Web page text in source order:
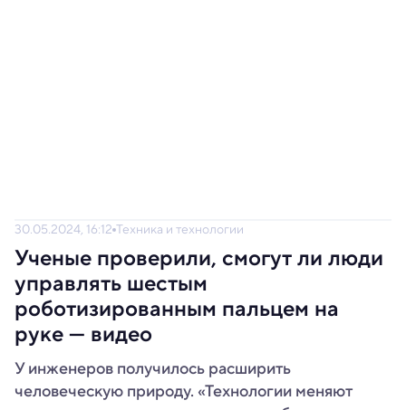
30.05.2024, 16:12 Техника и технологии
Ученые проверили, смогут ли люди
управлять шестым
роботизированным пальцем на
руке — видео
У инженеров получилось расширить
человеческую природу. «Технологии меняют